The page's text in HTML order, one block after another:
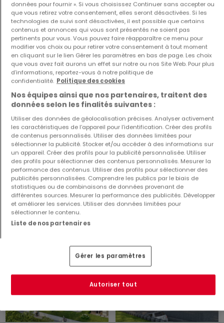
Appartement
Saarbrücken
1 83,1 m²
Appartement
Saarbrücken
193 000 €
0 48,3 m²
Appartement
Saarbrücken
264 000 €
Appartement
Saarbrücken
données pour fournir ». Si vous choisissez Continuer sans accepter ou
que vous retirez votre consentement, elles seront désactivées. Si les
technologies de suivi sont désactivées, il est possible que certains
contenus et annonces qui vous sont présentés ne soient pas
pertinents pour vous. Vous pouvez faire réapparaître ce menu pour
modifier vos choix ou pour retirer votre consentement à tout moment
en cliquant sur le lien Gérer les paramètres en bas de page. Les choix
que vous avez fait aurons un effet sur notre ou nos Site Web. Pour plus
d’informations, reportez-vous à notre politique de
confidentialité. Politique des cookies
Nos équipes ainsi que nos partenaires, traitent des
données selon les finalités suivantes :
Utiliser des données de géolocalisation précises. Analyser activement
les caractéristiques de l’appareil pour l’identification. Créer des profils
de contenus personnalisés. Utiliser des données limitées pour
sélectionner la publicité. Stocker et/ou accéder à des informations sur
un appareil. Créer des profils pour la publicité personnalisée. Utiliser
des profils pour sélectionner des contenus personnalisés. Mesurer la
performance des contenus. Utiliser des profils pour sélectionner des
publicités personnalisées. Comprendre les publics par le biais de
statistiques ou de combinaisons de données provenant de
différentes sources. Mesurer la performance des publicités. Développer
et améliorer les services. Utiliser des données limitées pour
sélectionner le contenu.
Liste de nos partenaires
Gérer les paramètres
Autoriser tout